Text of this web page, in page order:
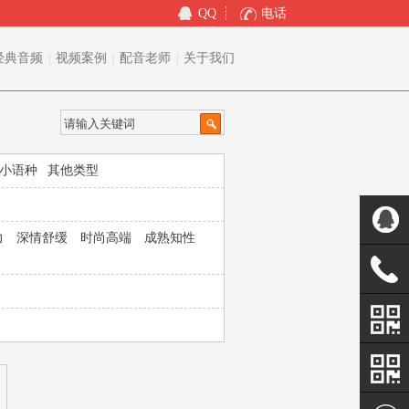
QQ 电话
关于我们
配音老师
视频案例
典音频
小语种 其他类型
深情舒缓 时尚高端 成熟知性
关注二